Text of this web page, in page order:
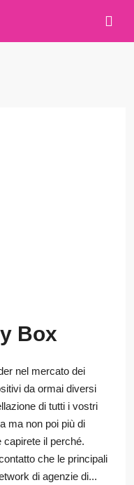
Box
nel mercato dei
da ormai diversi
di tutti i vostri
ma non poi più di
capirete il perché.
che le principali
di agenzie di...